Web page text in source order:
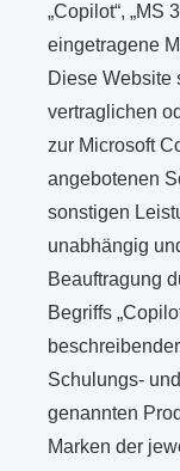
„Copilot“, „MS
eingetragene
Diese Website
vertraglichen
zur Microsoft
angebotenen
sonstigen
unabhängig
Beauftragung
Begriffs
Schulungs-
genannten
Marken der